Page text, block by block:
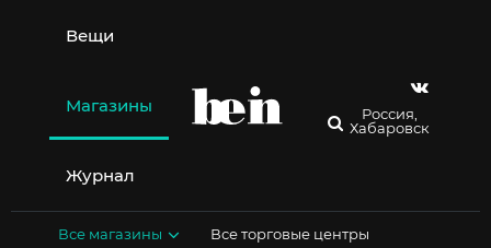
содержимому
Вещи
Магазины
Журнал
Россия,
Хабаровск
Все магазины Все торговые центры